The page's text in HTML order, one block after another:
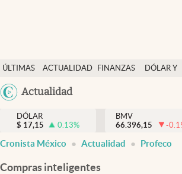
ÚLTIMAS
NOTICIAS
ACTUALIDAD
FINANZAS
DÓLAR Y
Actualidad
Actualidad
Finanzas y economía
Dólar y mercados
DÓLAR
$ 17,15 0.13%
BMV
66.396,15
-
Cronista México Actualidad Profeco
Compras inteligentes